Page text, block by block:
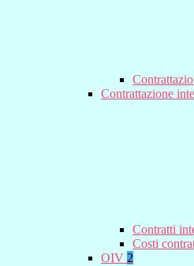
Contrattazione
Contratti
Costi
OIV 2